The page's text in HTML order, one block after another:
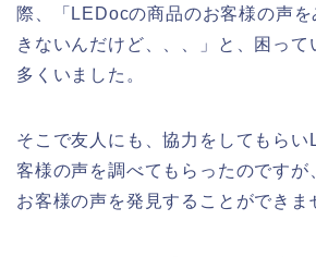
際、「LEDocの商品のお客様の声
きないんだけど、、、」と、困って
多くいました。
そこで友人にも、協力をしてもら
客様の声を調べてもらったのです
お客様の声を発見することができま